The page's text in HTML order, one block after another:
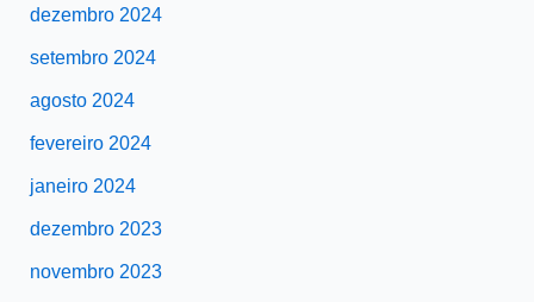
dezembro 2024
setembro 2024
agosto 2024
fevereiro 2024
janeiro 2024
dezembro 2023
novembro 2023